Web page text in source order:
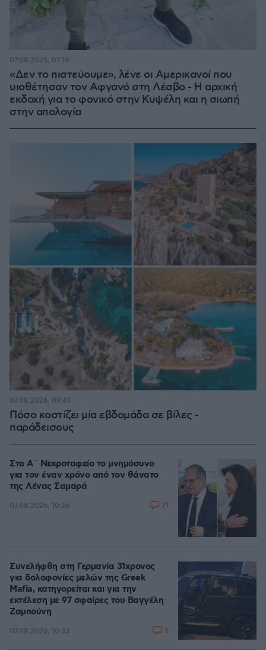
«Δεν το πιστεύουμε», λένε οι Αμερικανοί που
υιοθέτησαν τον Αφγανό στη Λέσβο - Η αρχική
εκδοχή για το φονικό στην Κυψέλη και η σιωπή
στην απολογία
07.08.2026, 07:19
Πόσο κοστίζει μία εβδομάδα σε βίλες -
παράδεισους
07.08.2026, 09:43
Στο Α΄ Νεκροταφείο το μνημόσυνο
για τον έναν χρόνο από τον θάνατο
της Λένας Σαμαρά
07.08.2026, 10:26 21
Συνελήφθη στη Γερμανία 31χρονος
για δολοφονίες μελών της Greek
Mafia, κατηγορείται και για την
εκτέλεση με 97 σφαίρες του Βαγγέλη
Ζαμπούνη
07.08.2026, 10:33 9